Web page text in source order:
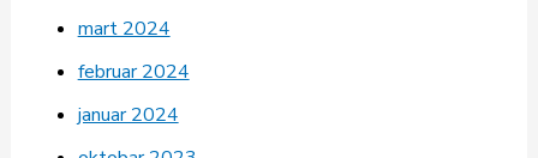
mart 2024
februar 2024
januar 2024